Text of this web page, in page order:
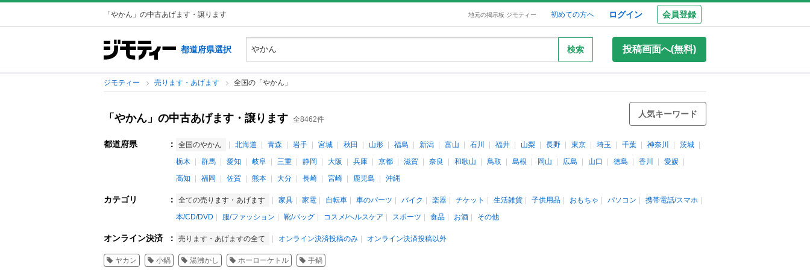
「やかん」の中古あげます・譲ります 地元の掲示板 ジモティー 初めての方へ ログイン 会員登録
都道府県選択 検索 投稿画面へ(無料)
ジモティー 売ります・あげます 全国の「やかん」
「やかん」の中古あげます・譲ります 全8462件
人気キーワード
都道府県 ： 全国のやかん 北海道 青森 岩手 宮城 秋田 山形 福島 新潟 富山 石川 福井 山梨 長野 東京 埼玉 千葉 神奈川
茨城
栃木
群馬 愛知 岐阜 三重 静岡 大阪 兵庫 京都 滋賀 奈良 和歌山 鳥取 島根 岡山 広島 山口 徳島 香川
愛媛
高知
福岡 佐賀 熊本 大分 長崎 宮崎 鹿児島 沖縄
カテゴリ ： 全ての売ります・あげます 家具 家電 自転車 車のパーツ バイク 楽器 チケット 生活雑貨 子供用品 おもちゃ パソコン
携帯電話/スマホ
本/CD/DVD
服/ファッション 靴/バッグ コスメ/ヘルスケア スポーツ 食品 お酒 その他
オンライン決済 ： 売ります・あげますの全て オンライン決済投稿のみ オンライン決済投稿以外
ヤカン 小鍋 湯沸かし ホーローケトル 手鍋